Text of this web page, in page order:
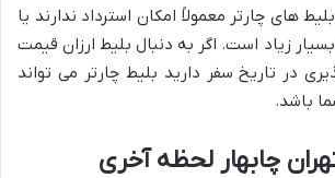
های چارتر معمولاً امکان استرداد ندارند یا
زیاد است. اگر به دنبال بلیط ارزان قیمت
در تاریخ سفر دارید بلیط چارتر می تواند
باشد.
چابهار لحظه آخری